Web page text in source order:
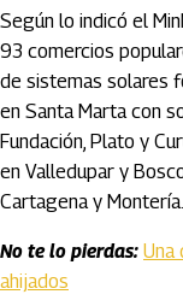
Según lo indicó el
93 comercios
de sistemas solares
en Santa Marta con
Fundación, Plato y
en Valledupar y
Cartagena y Montería.
No te lo pierdas: Una
ahijados